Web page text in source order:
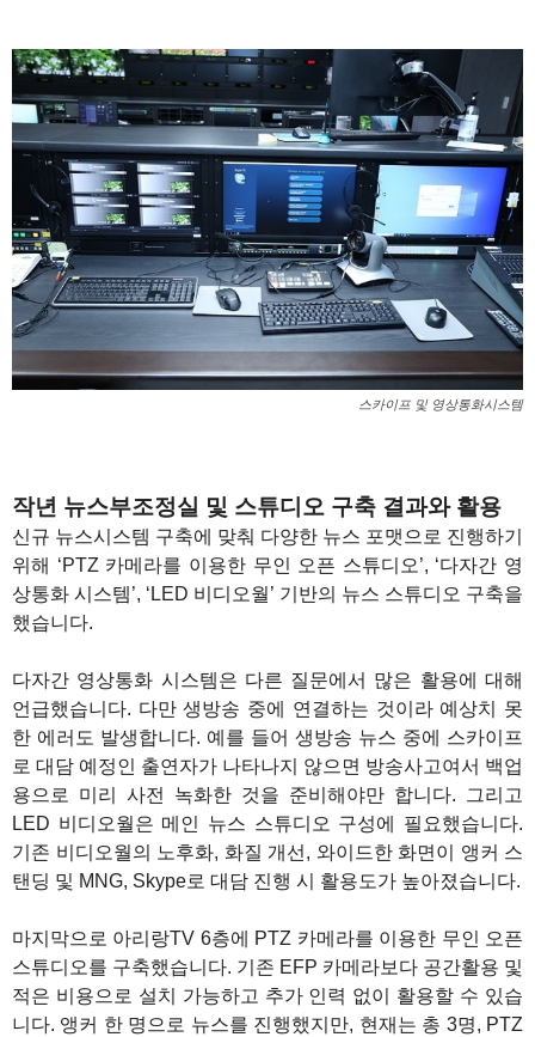
스카이프 및 영상통화시스템
작년 뉴스부조정실 및 스튜디오 구축 결과와 활용
신규 뉴스시스템 구축에 맞춰 다양한 뉴스 포맷으로 진행하기
위해 ‘PTZ 카메라를 이용한 무인 오픈 스튜디오’, ‘다자간 영
상통화 시스템’, ‘LED 비디오월’ 기반의 뉴스 스튜디오 구축을
했습니다.
다자간 영상통화 시스템은 다른 질문에서 많은 활용에 대해
언급했습니다. 다만 생방송 중에 연결하는 것이라 예상치 못
한 에러도 발생합니다. 예를 들어 생방송 뉴스 중에 스카이프
로 대담 예정인 출연자가 나타나지 않으면 방송사고여서 백업
용으로 미리 사전 녹화한 것을 준비해야만 합니다. 그리고
LED 비디오월은 메인 뉴스 스튜디오 구성에 필요했습니다.
기존 비디오월의 노후화, 화질 개선, 와이드한 화면이 앵커 스
탠딩 및 MNG, Skype로 대담 진행 시 활용도가 높아졌습니다.
마지막으로 아리랑TV 6층에 PTZ 카메라를 이용한 무인 오픈
스튜디오를 구축했습니다. 기존 EFP 카메라보다 공간활용 및
적은 비용으로 설치 가능하고 추가 인력 없이 활용할 수 있습
니다. 앵커 한 명으로 뉴스를 진행했지만, 현재는 총 3명, PTZ